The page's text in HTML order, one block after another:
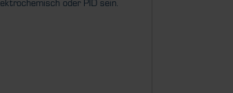
oder PID sein.